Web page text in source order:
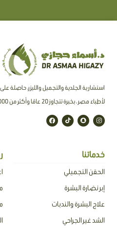
استشارية الجلدية والتجميل والليزر، حاصلة
لأطباء مصر ، بخبرة تتجاوز 20 عامًا وأكثر من 150,000 حالة معالجة.
I
n
s
a
S
n
a
a
t
T
i
k
F
a
c
خدماتنا
الحقن التجميلي
إبر نضارة البشرة
علاج البشرة والندبات
الشد غير الجراحي